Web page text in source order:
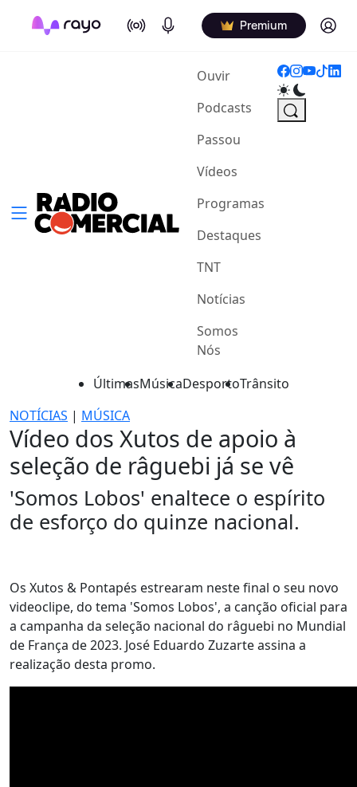
On Air Podcasts Premium Log in
Ouvir(current)
Podcasts
Passou
Vídeos
Programas
Destaques
TNT
Notícias
Somos
Nós
ÚltimasMúsicaDesportoTrânsito
NOTÍCIAS | MÚSICA
Vídeo dos Xutos de apoio à
seleção de râguebi já se vê
'Somos Lobos' enaltece o espírito
de esforço do quinze nacional.
Os Xutos & Pontapés estrearam neste final o seu novo
videoclipe, do tema 'Somos Lobos', a canção oficial para
a campanha da seleção nacional do râguebi no Mundial
de França de 2023. José Eduardo Zuzarte assina a
realização desta promo.